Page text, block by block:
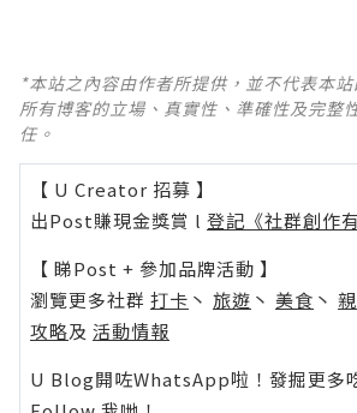
*本站之內容由作者所提供，並不代表本
所有博客的立場、真實性、準確性及完整
任。
【 U Creator 招募 】
出Post賺現金獎賞 l 登記《社群創作
【 睇Post + 參加品牌活動 】
瀏覽更多社群 打卡 丶 旅遊 丶 美食 丶
攻略及 活動情報
U Blog開咗WhatsApp啦！發掘更多